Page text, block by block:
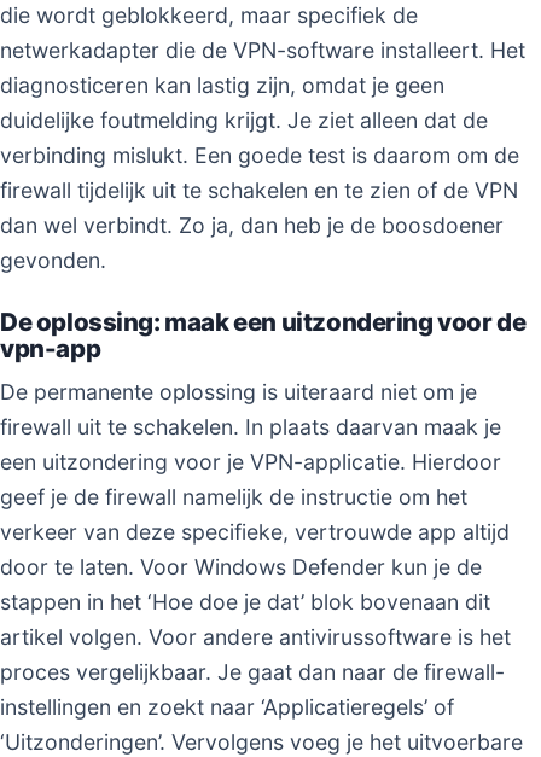
die wordt geblokkeerd, maar specifiek de
netwerkadapter die de VPN-software installeert. Het
diagnosticeren kan lastig zijn, omdat je geen
duidelijke foutmelding krijgt. Je ziet alleen dat de
verbinding mislukt. Een goede test is daarom om de
firewall tijdelijk uit te schakelen en te zien of de VPN
dan wel verbindt. Zo ja, dan heb je de boosdoener
gevonden.
De oplossing: maak een uitzondering voor de
vpn-app
De permanente oplossing is uiteraard niet om je
firewall uit te schakelen. In plaats daarvan maak je
een uitzondering voor je VPN-applicatie. Hierdoor
geef je de firewall namelijk de instructie om het
verkeer van deze specifieke, vertrouwde app altijd
door te laten. Voor Windows Defender kun je de
stappen in het ‘Hoe doe je dat’ blok bovenaan dit
artikel volgen. Voor andere antivirussoftware is het
proces vergelijkbaar. Je gaat dan naar de firewall-
instellingen en zoekt naar ‘Applicatieregels’ of
‘Uitzonderingen’. Vervolgens voeg je het uitvoerbare